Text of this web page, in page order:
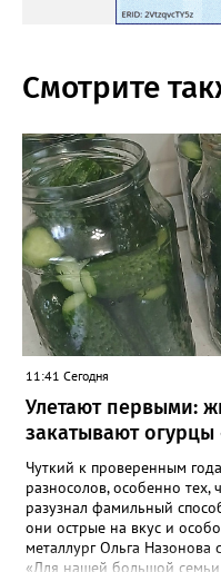
Смотрите
11:41 Сегодня
Улетают первыми:
закатывают
Чуткий к проверенным
разносолов, особенно тех,
разузнал фамильный
они острые на вкус и
металлург Ольга Назонова
«Для нашей большой